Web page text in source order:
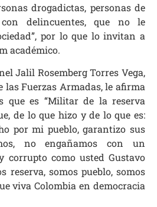
drogadictas, personas de
delincuentes, que no le
por lo que lo invitan a
académico.
Jalil Rosemberg Torres Vega,
las Fuerzas Armadas, le afirma
que es “Militar de la reserva
de lo que hizo y de lo que es:
por mi pueblo, garantizo sus
no engañamos con un
corrupto como usted Gustavo
reserva, somos pueblo, somos
viva Colombia en democracia